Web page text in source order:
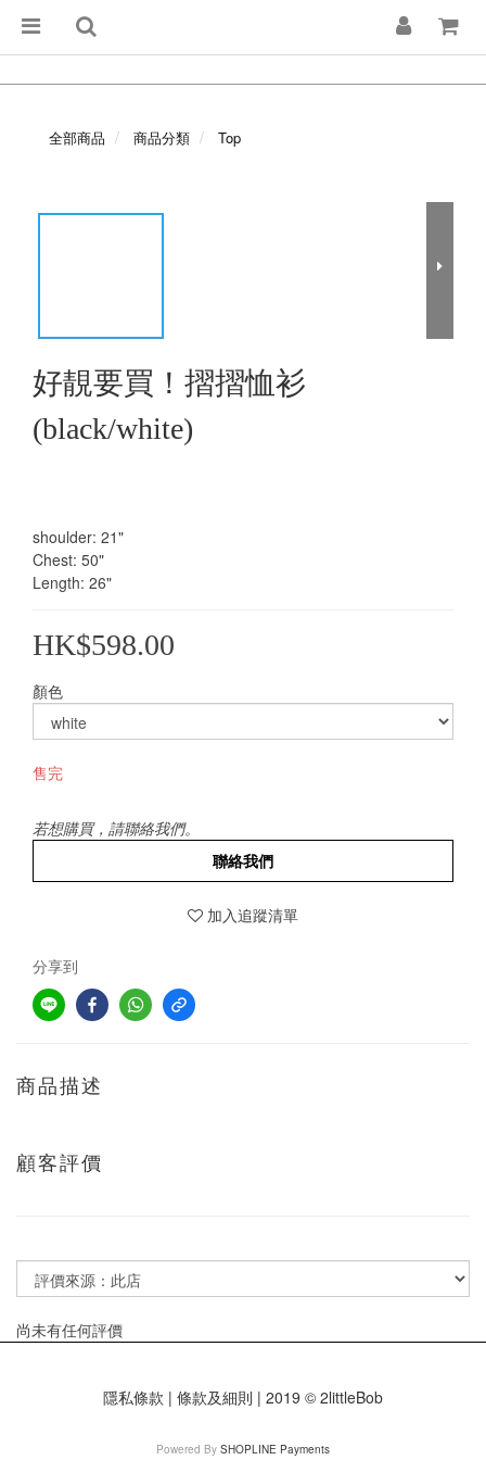
全部商品 商品分類 Top
好靚要買！摺摺恤衫
(black/white)
shoulder: 21"
Chest: 50"
Length: 26"
HK$598.00
顏色
售完
若想購買，請聯絡我們。
聯絡我們
加入追蹤清單
分享到
商品描述
顧客評價
尚未有任何評價
隱私條款 | 條款及細則 | 2019 © 2littleBob
Powered By SHOPLINE Payments